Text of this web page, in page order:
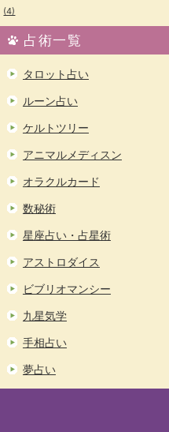
(4)
占術一覧
タロット占い
ルーン占い
ケルトツリー
アニマルメディスン
オラクルカード
数秘術
星座占い・占星術
アストロダイス
ビブリオマンシー
九星気学
手相占い
夢占い